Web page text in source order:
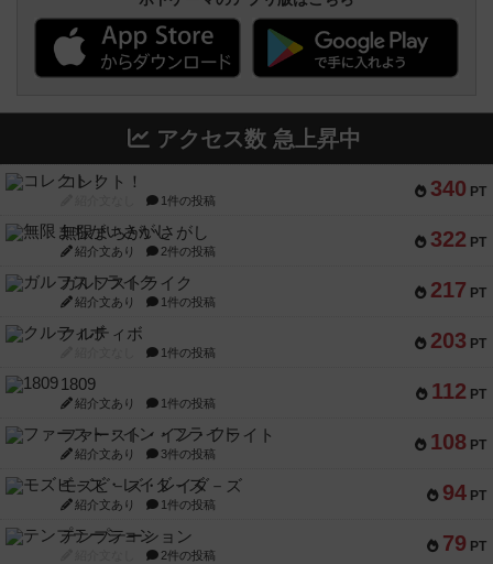
アクセス数 急上昇中
340 PT
コレクト！
1件の投稿
322 PT
無限まちがいさがし
紹介文あり 2件の投稿
217 PT
ガルフストライク
紹介文あり 1件の投稿
203 PT
クルティボ
1件の投稿
112 PT
1809
紹介文あり 1件の投稿
108 PT
ファースト・イン・フライト
紹介文あり 3件の投稿
94 PT
モズビ－ズ・レイダ－ズ
紹介文あり 1件の投稿
79 PT
テンプテーション
2件の投稿